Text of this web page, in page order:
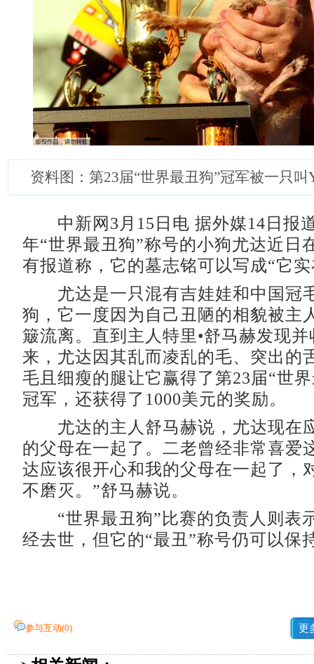
资料图：第23届“世界最丑狗”冠军被一只
中新网3月15日电 据外媒14日报
年“世界最丑狗”称号的小狗尤达近日
有报道称，它的墓志铭可以写成“它
尤达是一只混有吉娃娃和中国冠
狗，它一度因为自己丑陋的相貌被主
簸流离。直到主人特里•舒马赫发现
来，尤达因其乱而凌乱的毛、突出的
毛且细瘦的腿让它赢得了第23届“世
冠军，还获得了1000美元的奖励。
尤达的主人舒马赫说，尤达现在
的父母在一起了。二老曾经非常喜爱
达应该很开心和我的父母在一起了，
不磨灭。”舒马赫说。
“世界最丑狗”比赛的负责人则表
经去世，但它的“最丑”称号仍可以保
参与互动(0) 更